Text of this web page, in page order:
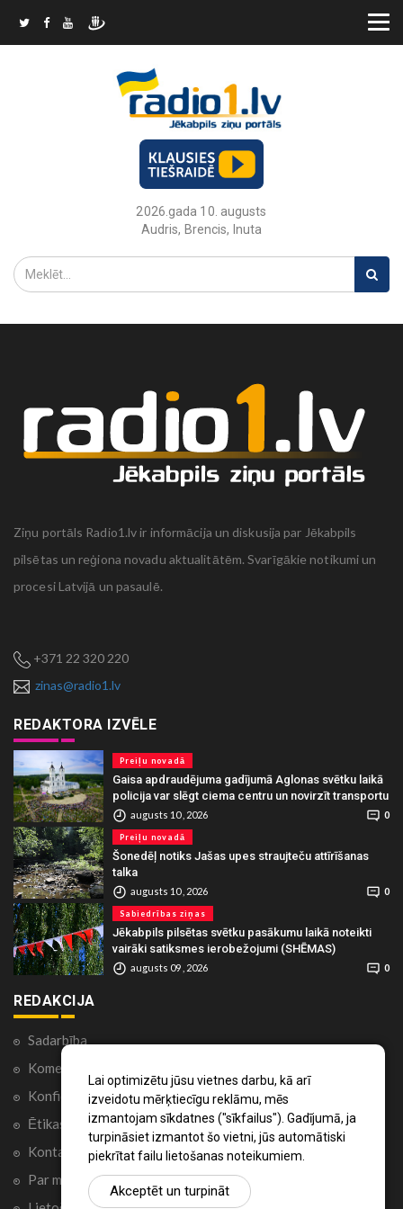
Lai optimizētu jūsu vietnes darbu, kā arī
izveidotu mērķtiecīgu reklāmu, mēs
izmantojam sīkdatnes ("sīkfailus"). Gadījumā, ja
turpināsiet izmantot šo vietni, jūs automātiski
piekrītat failu lietošanas noteikumiem.
Akceptēt un turpināt
2026.gada 10. augusts
Audris, Brencis, Inuta
Ziņu portāls Radio1.lv ir informācija un diskusija par Jēkabpils
pilsētas un reģiona novadu aktualitātēm. Svarīgākie notikumi un
procesi Latvijā un pasaulē.
+371 22 320 220
zinas@radio1.lv
REDAKTORA IZVĒLE
Preiļu novadā
Gaisa apdraudējuma gadījumā Aglonas svētku laikā
policija var slēgt ciema centru un novirzīt transportu
augusts 10 , 2026 0
Preiļu novadā
Šonedēļ notiks Jašas upes straujteču attīrīšanas
talka
augusts 10 , 2026 0
Sabiedrības ziņas
Jēkabpils pilsētas svētku pasākumu laikā noteikti
vairāki satiksmes ierobežojumi (SHĒMAS)
augusts 09 , 2026 0
REDAKCIJA
Sadarbība
Komentāri portālā
Konfidencialitātes politika
Ētikas kodekss
Kontakti
Par mums